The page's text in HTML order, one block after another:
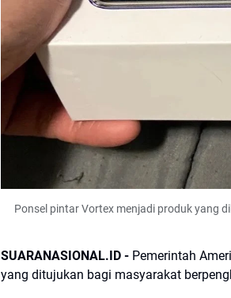
Ponsel pintar Vortex menjadi produk yang
SUARANASIONAL.ID - Pemerintah
yang ditujukan bagi masyarakat